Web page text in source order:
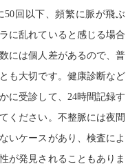
50 回以下、頻繁に脈が飛ぶ
に乱れていると感じる場合
には個人差があるので、普
も大切です。健康診断など
に受診して、 24時間記録す
ください。不整脈には夜間
いケースがあり、検査によ
が発見されることもありま